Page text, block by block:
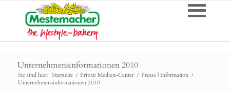
Unternehmensinformationen 2010
Sie sind hier: Startseite / Privat: Medien-Center / Presse | Information /
Unternehmensinformationen 2010